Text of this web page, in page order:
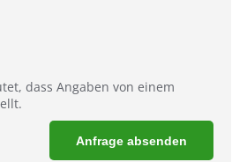
dass Angaben von einem